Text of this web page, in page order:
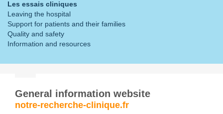
Les essais cliniques
Leaving the hospital
Support for patients and their families
Quality and safety
Information and resources
General information website
notre-recherche-clinique.fr